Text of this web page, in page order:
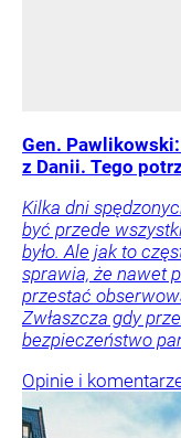
Gen.
z Danii. Tego
Kilka dni
być przede
było. Ale jak to
sprawia, że nawet
przestać
Zwłaszcza gdy
bezpieczeństwo
Opinie i